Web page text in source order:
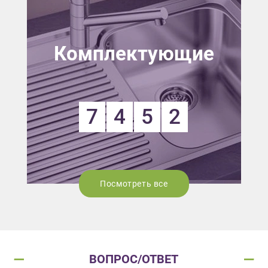
Комплектующие
7 4 5 2
Посмотреть все
ВОПРОС/ОТВЕТ